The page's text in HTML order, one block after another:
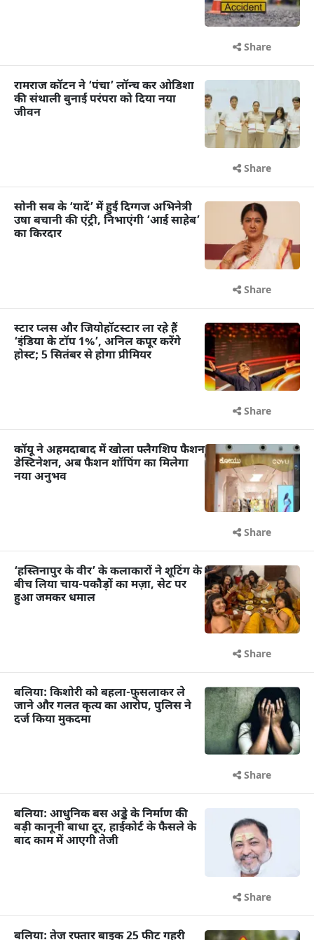
Share
रामराज कॉटन ने ‘पंचा’ लॉन्च कर ओडिशा
की संथाली बुनाई परंपरा को दिया नया
जीवन
Share
सोनी सब के ‘यादें’ में हुईं दिग्गज अभिनेत्री
उषा बचानी की एंट्री, निभाएंगी ‘आई साहेब’
का किरदार
Share
स्टार प्लस और जियोहॉटस्टार ला रहे हैं
‘इंडिया के टॉप 1%’, अनिल कपूर करेंगे
होस्ट; 5 सितंबर से होगा प्रीमियर
Share
कॉयू ने अहमदाबाद में खोला फ्लैगशिप फैशन
डेस्टिनेशन, अब फैशन शॉपिंग का मिलेगा
नया अनुभव
Share
‘हस्तिनापुर के वीर’ के कलाकारों ने शूटिंग के
बीच लिया चाय-पकौड़ों का मज़ा, सेट पर
हुआ जमकर धमाल
Share
बलिया: किशोरी को बहला-फुसलाकर ले
जाने और गलत कृत्य का आरोप, पुलिस ने
दर्ज किया मुकदमा
Share
बलिया: आधुनिक बस अड्डे के निर्माण की
बड़ी कानूनी बाधा दूर, हाईकोर्ट के फैसले के
बाद काम में आएगी तेजी
Share
बलिया: तेज रफ्तार बाइक 25 फीट गहरी